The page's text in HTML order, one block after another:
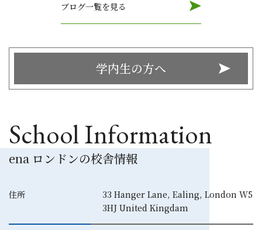
ブログ一覧を見る
学内生の方へ
School Information
ena ロンドンの校舎情報
住所
33 Hanger Lane, Ealing, London W5
3HJ United Kingdam